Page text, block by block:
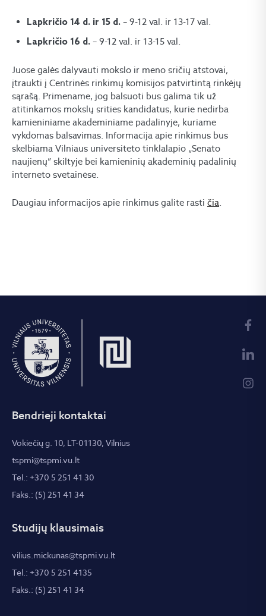
Lapkričio 14 d. ir 15 d. – 9-12 val. ir 13-17 val.
Lapkričio 16 d. – 9-12 val. ir 13-15 val.
Juose galės dalyvauti mokslo ir meno sričių atstovai,
įtraukti į Centrinės rinkimų komisijos patvirtintą rinkėjų
sąrašą. Primename, jog balsuoti bus galima tik už
atitinkamos mokslų srities kandidatus, kurie nedirba
kamieniniame akademiniame padalinyje, kuriame
vykdomas balsavimas. Informacija apie rinkimus bus
skelbiama Vilniaus universiteto tinklalapio „Senato
naujienų” skiltyje bei kamieninių akademinių padalinių
interneto svetainėse.
Daugiau informacijos apie rinkimus galite rasti čia.
Bendrieji kontaktai
Vokiečių g. 10, LT-01130, Vilnius
tspmi@tspmi.vu.lt
Tel.: +370 5 251 41 30
Faks.: (5) 251 41 34
Studijų klausimais
vilius.mickunas@tspmi.vu.lt
Tel.: +370 5 251 4135
Faks.: (5) 251 41 34